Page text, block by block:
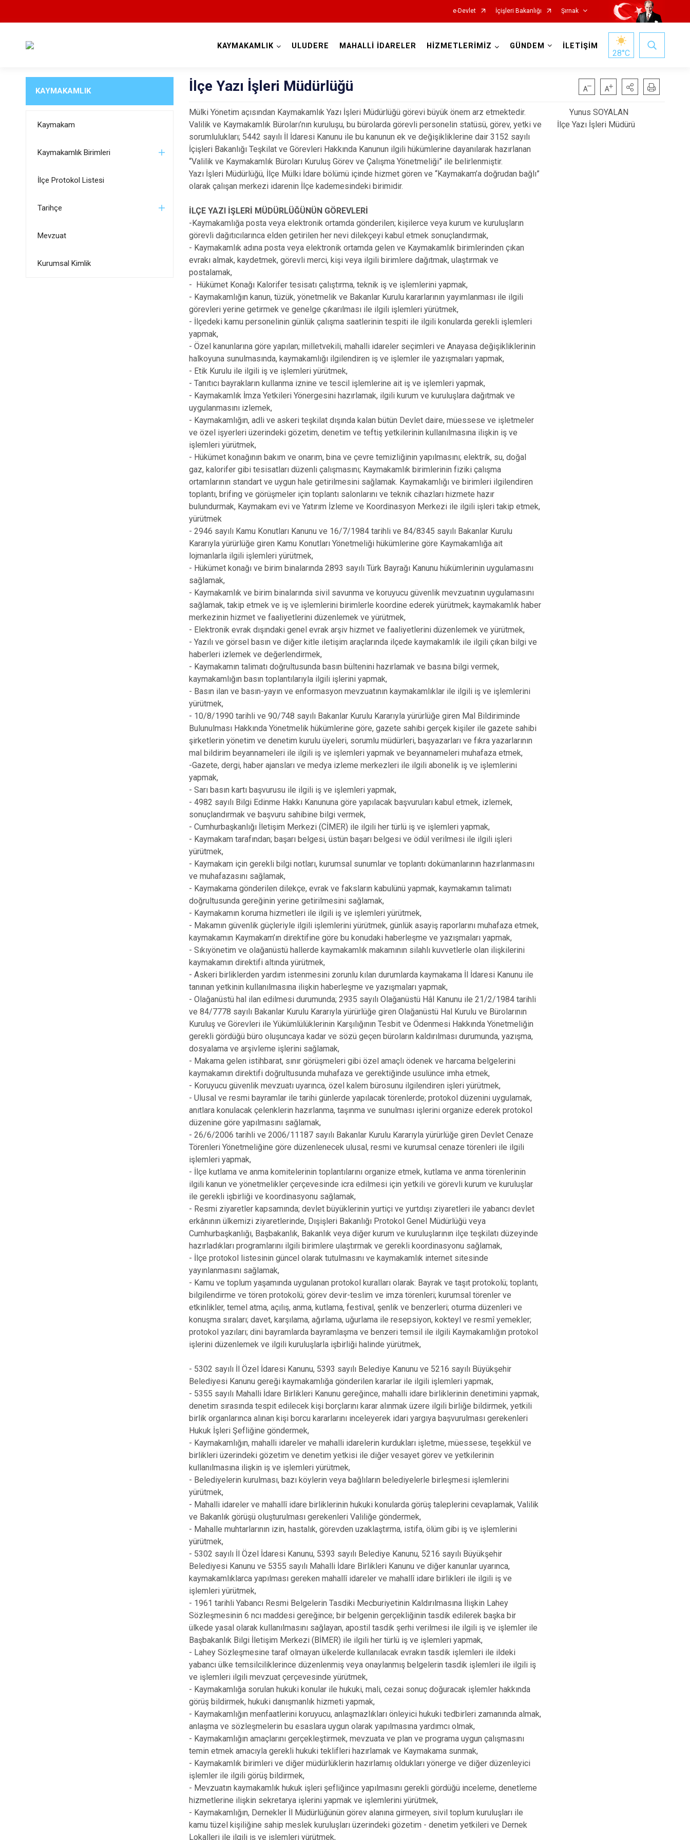
e-Devlet İçişleri Bakanlığı Şırnak
Beytüşşebap
İdil
Silopi
Uludere
KAYMAKAMLIK ULUDERE MAHALLİ İDARELER HİZMETLERİMİZ GÜNDEM İLETİŞİM
28°C
KAYMAKAMLIK
Kaymakam
Kaymakamlık Birimleri
İlçe Protokol Listesi
Tarihçe
Mevzuat
Kurumsal Kimlik
İlçe Yazı İşleri Müdürlüğü
Mülki Yönetim açısından Kaymakamlık Yazı İşleri Müdürlüğü görevi büyük önem arz etmektedir.
Valilik ve Kaymakamlık Büroları’nın kuruluşu, bu bürolarda görevli personelin statüsü, görev, yetki ve
sorumlulukları; 5442 sayılı İl İdaresi Kanunu ile bu kanunun ek ve değişikliklerine dair 3152 sayılı
İçişleri Bakanlığı Teşkilat ve Görevleri Hakkında Kanunun ilgili hükümlerine dayanılarak hazırlanan
“Valilik ve Kaymakamlık Büroları Kuruluş Görev ve Çalışma Yönetmeliği” ile belirlenmiştir.
Yazı İşleri Müdürlüğü, İlçe Mülki İdare bölümü içinde hizmet gören ve “Kaymakam’a doğrudan bağlı”
olarak çalışan merkezi idarenin İlçe kademesindeki birimidir.
İLÇE YAZI İŞLERİ MÜDÜRLÜĞÜNÜN GÖREVLERİ
-Kaymakamlığa posta veya elektronik ortamda gönderilen; kişilerce veya kurum ve kuruluşların
görevli dağıtıcılarınca elden getirilen her nevi dilekçeyi kabul etmek sonuçlandırmak,
- Kaymakamlık adına posta veya elektronik ortamda gelen ve Kaymakamlık birimlerinden çıkan
evrakı almak, kaydetmek, görevli merci, kişi veya ilgili birimlere dağıtmak, ulaştırmak ve
postalamak,
- Hükümet Konağı Kalorifer tesisatı çalıştırma, teknik iş ve işlemlerini yapmak,
- Kaymakamlığın kanun, tüzük, yönetmelik ve Bakanlar Kurulu kararlarının yayımlanması ile ilgili
görevleri yerine getirmek ve genelge çıkarılması ile ilgili işlemleri yürütmek,
- İlçedeki kamu personelinin günlük çalışma saatlerinin tespiti ile ilgili konularda gerekli işlemleri
yapmak,
- Özel kanunlarına göre yapılan; milletvekili, mahalli idareler seçimleri ve Anayasa değişikliklerinin
halkoyuna sunulmasında, kaymakamlığı ilgilendiren iş ve işlemler ile yazışmaları yapmak,
- Etik Kurulu ile ilgili iş ve işlemleri yürütmek,
- Tanıtıcı bayrakların kullanma iznine ve tescil işlemlerine ait iş ve işlemleri yapmak,
- Kaymakamlık İmza Yetkileri Yönergesini hazırlamak, ilgili kurum ve kuruluşlara dağıtmak ve
uygulanmasını izlemek,
- Kaymakamlığın, adli ve askeri teşkilat dışında kalan bütün Devlet daire, müessese ve işletmeler
ve özel işyerleri üzerindeki gözetim, denetim ve teftiş yetkilerinin kullanılmasına ilişkin iş ve
işlemleri yürütmek,
- Hükümet konağının bakım ve onarım, bina ve çevre temizliğinin yapılmasını; elektrik, su, doğal
gaz, kalorifer gibi tesisatları düzenli çalışmasını; Kaymakamlık birimlerinin fiziki çalışma
ortamlarının standart ve uygun hale getirilmesini sağlamak. Kaymakamlığı ve birimleri ilgilendiren
toplantı, brifing ve görüşmeler için toplantı salonlarını ve teknik cihazları hizmete hazır
bulundurmak, Kaymakam evi ve Yatırım İzleme ve Koordinasyon Merkezi ile ilgili işleri takip etmek,
yürütmek
- 2946 sayılı Kamu Konutları Kanunu ve 16/7/1984 tarihli ve 84/8345 sayılı Bakanlar Kurulu
Kararıyla yürürlüğe giren Kamu Konutları Yönetmeliği hükümlerine göre Kaymakamlığa ait
lojmanlarla ilgili işlemleri yürütmek,
- Hükümet konağı ve birim binalarında 2893 sayılı Türk Bayrağı Kanunu hükümlerinin uygulamasını
sağlamak,
- Kaymakamlık ve birim binalarında sivil savunma ve koruyucu güvenlik mevzuatının uygulamasını
sağlamak, takip etmek ve iş ve işlemlerini birimlerle koordine ederek yürütmek; kaymakamlık haber
merkezinin hizmet ve faaliyetlerini düzenlemek ve yürütmek,
- Elektronik evrak dışındaki genel evrak arşiv hizmet ve faaliyetlerini düzenlemek ve yürütmek,
- Yazılı ve görsel basın ve diğer kitle iletişim araçlarında ilçede kaymakamlık ile ilgili çıkan bilgi ve
haberleri izlemek ve değerlendirmek,
- Kaymakamın talimatı doğrultusunda basın bültenini hazırlamak ve basına bilgi vermek,
kaymakamlığın basın toplantılarıyla ilgili işlerini yapmak,
- Basın ilan ve basın-yayın ve enformasyon mevzuatının kaymakamlıklar ile ilgili iş ve işlemlerini
yürütmek,
- 10/8/1990 tarihli ve 90/748 sayılı Bakanlar Kurulu Kararıyla yürürlüğe giren Mal Bildiriminde
Bulunulması Hakkında Yönetmelik hükümlerine göre, gazete sahibi gerçek kişiler ile gazete sahibi
şirketlerin yönetim ve denetim kurulu üyeleri, sorumlu müdürleri, başyazarları ve fıkra yazarlarının
mal bildirim beyannameleri ile ilgili iş ve işlemleri yapmak ve beyannameleri muhafaza etmek,
-Gazete, dergi, haber ajansları ve medya izleme merkezleri ile ilgili abonelik iş ve işlemlerini
yapmak,
- Sarı basın kartı başvurusu ile ilgili iş ve işlemleri yapmak,
- 4982 sayılı Bilgi Edinme Hakkı Kanununa göre yapılacak başvuruları kabul etmek, izlemek,
sonuçlandırmak ve başvuru sahibine bilgi vermek,
- Cumhurbaşkanlığı İletişim Merkezi (CİMER) ile ilgili her türlü iş ve işlemleri yapmak,
- Kaymakam tarafından; başarı belgesi, üstün başarı belgesi ve ödül verilmesi ile ilgili işleri
yürütmek,
- Kaymakam için gerekli bilgi notları, kurumsal sunumlar ve toplantı dokümanlarının hazırlanmasını
ve muhafazasını sağlamak,
- Kaymakama gönderilen dilekçe, evrak ve faksların kabulünü yapmak, kaymakamın talimatı
doğrultusunda gereğinin yerine getirilmesini sağlamak,
- Kaymakamın koruma hizmetleri ile ilgili iş ve işlemleri yürütmek,
- Makamın güvenlik güçleriyle ilgili işlemlerini yürütmek, günlük asayiş raporlarını muhafaza etmek,
kaymakamın Kaymakam’ın direktifine göre bu konudaki haberleşme ve yazışmaları yapmak,
- Sıkıyönetim ve olağanüstü hallerde kaymakamlık makamının silahlı kuvvetlerle olan ilişkilerini
kaymakamın direktifi altında yürütmek,
- Askeri birliklerden yardım istenmesini zorunlu kılan durumlarda kaymakama İl İdaresi Kanunu ile
tanınan yetkinin kullanılmasına ilişkin haberleşme ve yazışmaları yapmak,
- Olağanüstü hal ilan edilmesi durumunda; 2935 sayılı Olağanüstü Hâl Kanunu ile 21/2/1984 tarihli
ve 84/7778 sayılı Bakanlar Kurulu Kararıyla yürürlüğe giren Olağanüstü Hal Kurulu ve Bürolarının
Kuruluş ve Görevleri ile Yükümlülüklerinin Karşılığının Tesbit ve Ödenmesi Hakkında Yönetmeliğin
gerekli gördüğü büro oluşuncaya kadar ve sözü geçen büroların kaldırılması durumunda, yazışma,
dosyalama ve arşivleme işlerini sağlamak,
- Makama gelen istihbarat, sınır görüşmeleri gibi özel amaçlı ödenek ve harcama belgelerini
kaymakamın direktifi doğrultusunda muhafaza ve gerektiğinde usulünce imha etmek,
- Koruyucu güvenlik mevzuatı uyarınca, özel kalem bürosunu ilgilendiren işleri yürütmek,
- Ulusal ve resmi bayramlar ile tarihi günlerde yapılacak törenlerde; protokol düzenini uygulamak,
anıtlara konulacak çelenklerin hazırlanma, taşınma ve sunulması işlerini organize ederek protokol
düzenine göre yapılmasını sağlamak,
- 26/6/2006 tarihli ve 2006/11187 sayılı Bakanlar Kurulu Kararıyla yürürlüğe giren Devlet Cenaze
Törenleri Yönetmeliğine göre düzenlenecek ulusal, resmi ve kurumsal cenaze törenleri ile ilgili
işlemleri yapmak,
- İlçe kutlama ve anma komitelerinin toplantılarını organize etmek, kutlama ve anma törenlerinin
ilgili kanun ve yönetmelikler çerçevesinde icra edilmesi için yetkili ve görevli kurum ve kuruluşlar
ile gerekli işbirliği ve koordinasyonu sağlamak,
- Resmi ziyaretler kapsamında; devlet büyüklerinin yurtiçi ve yurtdışı ziyaretleri ile yabancı devlet
erkânının ülkemizi ziyaretlerinde, Dışişleri Bakanlığı Protokol Genel Müdürlüğü veya
Cumhurbaşkanlığı, Başbakanlık, Bakanlık veya diğer kurum ve kuruluşlarının ilçe teşkilatı düzeyinde
hazırladıkları programlarını ilgili birimlere ulaştırmak ve gerekli koordinasyonu sağlamak,
- İlçe protokol listesinin güncel olarak tutulmasını ve kaymakamlık internet sitesinde
yayınlanmasını sağlamak,
- Kamu ve toplum yaşamında uygulanan protokol kuralları olarak: Bayrak ve taşıt protokolü; toplantı,
bilgilendirme ve tören protokolü; görev devir-teslim ve imza törenleri; kurumsal törenler ve
etkinlikler, temel atma, açılış, anma, kutlama, festival, şenlik ve benzerleri; oturma düzenleri ve
konuşma sıraları; davet, karşılama, ağırlama, uğurlama ile resepsiyon, kokteyl ve resmî yemekler;
protokol yazıları; dini bayramlarda bayramlaşma ve benzeri temsil ile ilgili Kaymakamlığın protokol
işlerini düzenlemek ve ilgili kuruluşlarla işbirliği halinde yürütmek,
- 5302 sayılı İl Özel İdaresi Kanunu, 5393 sayılı Belediye Kanunu ve 5216 sayılı Büyükşehir
Belediyesi Kanunu gereği kaymakamlığa gönderilen kararlar ile ilgili işlemleri yapmak,
- 5355 sayılı Mahalli İdare Birlikleri Kanunu gereğince, mahalli idare birliklerinin denetimini yapmak,
denetim sırasında tespit edilecek kişi borçlarını karar alınmak üzere ilgili birliğe bildirmek, yetkili
birlik organlarınca alınan kişi borcu kararlarını inceleyerek idari yargıya başvurulması gerekenleri
Hukuk İşleri Şefliğine göndermek,
- Kaymakamlığın, mahalli idareler ve mahalli idarelerin kurdukları işletme, müessese, teşekkül ve
birlikleri üzerindeki gözetim ve denetim yetkisi ile diğer vesayet görev ve yetkilerinin
kullanılmasına ilişkin iş ve işlemleri yürütmek,
- Belediyelerin kurulması, bazı köylerin veya bağlıların belediyelerle birleşmesi işlemlerini
yürütmek,
- Mahalli idareler ve mahallî idare birliklerinin hukuki konularda görüş taleplerini cevaplamak, Valilik
ve Bakanlık görüşü oluşturulması gerekenleri Valiliğe göndermek,
- Mahalle muhtarlarının izin, hastalık, görevden uzaklaştırma, istifa, ölüm gibi iş ve işlemlerini
yürütmek,
- 5302 sayılı İl Özel İdaresi Kanunu, 5393 sayılı Belediye Kanunu, 5216 sayılı Büyükşehir
Belediyesi Kanunu ve 5355 sayılı Mahalli İdare Birlikleri Kanunu ve diğer kanunlar uyarınca,
kaymakamlıklarca yapılması gereken mahallî idareler ve mahallî idare birlikleri ile ilgili iş ve
işlemleri yürütmek,
- 1961 tarihli Yabancı Resmi Belgelerin Tasdiki Mecburiyetinin Kaldırılmasına İlişkin Lahey
Sözleşmesinin 6 ncı maddesi gereğince; bir belgenin gerçekliğinin tasdik edilerek başka bir
ülkede yasal olarak kullanılmasını sağlayan, apostil tasdik şerhi verilmesi ile ilgili iş ve işlemler ile
Başbakanlık Bilgi İletişim Merkezi (BİMER) ile ilgili her türlü iş ve işlemleri yapmak,
- Lahey Sözleşmesine taraf olmayan ülkelerde kullanılacak evrakın tasdik işlemleri ile ildeki
yabancı ülke temsilciliklerince düzenlenmiş veya onaylanmış belgelerin tasdik işlemleri ile ilgili iş
ve işlemleri ilgili mevzuat çerçevesinde yürütmek,
- Kaymakamlığa sorulan hukuki konular ile hukuki, mali, cezai sonuç doğuracak işlemler hakkında
görüş bildirmek, hukuki danışmanlık hizmeti yapmak,
- Kaymakamlığın menfaatlerini koruyucu, anlaşmazlıkları önleyici hukuki tedbirleri zamanında almak,
anlaşma ve sözleşmelerin bu esaslara uygun olarak yapılmasına yardımcı olmak,
- Kaymakamlığın amaçlarını gerçekleştirmek, mevzuata ve plan ve programa uygun çalışmasını
temin etmek amacıyla gerekli hukuki teklifleri hazırlamak ve Kaymakama sunmak,
- Kaymakamlık birimleri ve diğer müdürlüklerin hazırlamış oldukları yönerge ve diğer düzenleyici
işlemler ile ilgili görüş bildirmek,
- Mevzuatın kaymakamlık hukuk işleri şefliğince yapılmasını gerekli gördüğü inceleme, denetleme
hizmetlerine ilişkin sekretarya işlerini yapmak ve işlemlerini yürütmek,
- Kaymakamlığın, Dernekler İl Müdürlüğünün görev alanına girmeyen, sivil toplum kuruluşları ile
kamu tüzel kişiliğine sahip meslek kuruluşları üzerindeki gözetim - denetim yetkileri ve Dernek
Lokalleri ile ilgili iş ve işlemleri yürütmek,
Yunus SOYALAN
İlçe Yazı İşleri Müdürü